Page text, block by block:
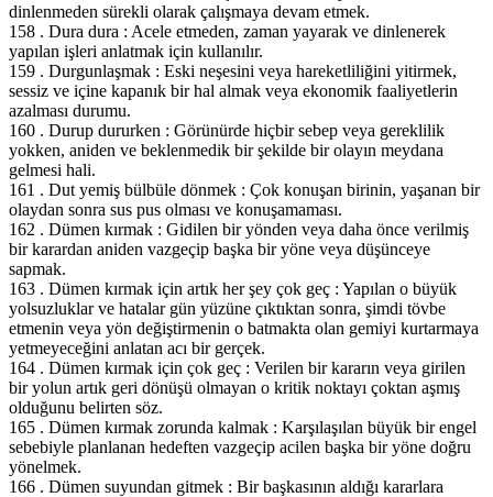
dinlenmeden sürekli olarak çalışmaya devam etmek.
158 . Dura dura : Acele etmeden, zaman yayarak ve dinlenerek
yapılan işleri anlatmak için kullanılır.
159 . Durgunlaşmak : Eski neşesini veya hareketliliğini yitirmek,
sessiz ve içine kapanık bir hal almak veya ekonomik faaliyetlerin
azalması durumu.
160 . Durup dururken : Görünürde hiçbir sebep veya gereklilik
yokken, aniden ve beklenmedik bir şekilde bir olayın meydana
gelmesi hali.
161 . Dut yemiş bülbüle dönmek : Çok konuşan birinin, yaşanan bir
olaydan sonra sus pus olması ve konuşamaması.
162 . Dümen kırmak : Gidilen bir yönden veya daha önce verilmiş
bir karardan aniden vazgeçip başka bir yöne veya düşünceye
sapmak.
163 . Dümen kırmak için artık her şey çok geç : Yapılan o büyük
yolsuzluklar ve hatalar gün yüzüne çıktıktan sonra, şimdi tövbe
etmenin veya yön değiştirmenin o batmakta olan gemiyi kurtarmaya
yetmeyeceğini anlatan acı bir gerçek.
164 . Dümen kırmak için çok geç : Verilen bir kararın veya girilen
bir yolun artık geri dönüşü olmayan o kritik noktayı çoktan aşmış
olduğunu belirten söz.
165 . Dümen kırmak zorunda kalmak : Karşılaşılan büyük bir engel
sebebiyle planlanan hedeften vazgeçip acilen başka bir yöne doğru
yönelmek.
166 . Dümen suyundan gitmek : Bir başkasının aldığı kararlara